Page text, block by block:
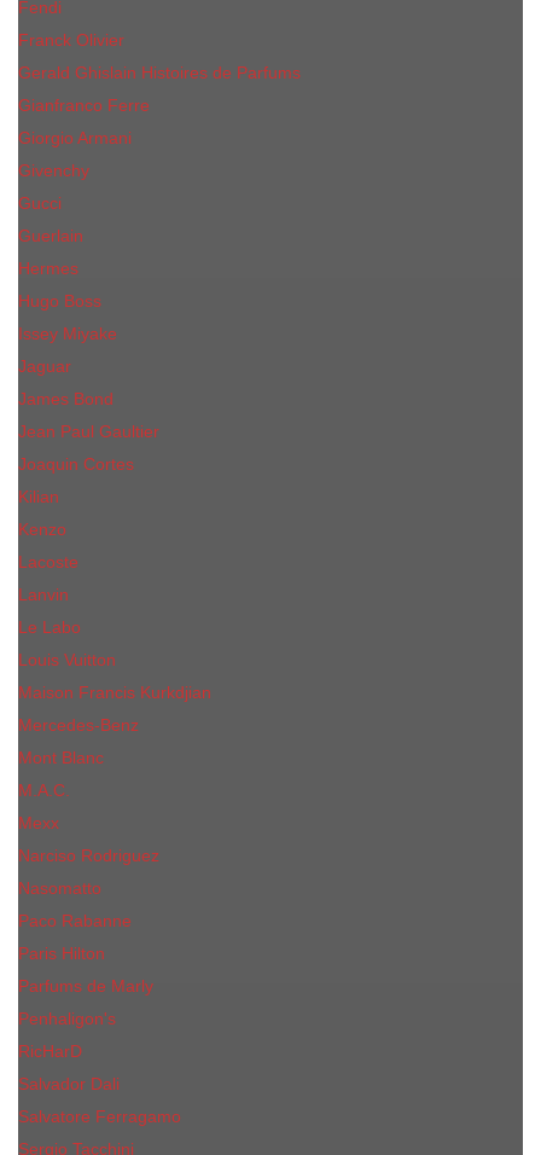
Fendi
Franck Olivier
Gerald Ghislain Histoires de Parfums
Gianfranco Ferre
Giorgio Armani
Givenchy
Gucci
Guerlain
Hermes
Hugo Boss
Issey Miyake
Jaguar
James Bond
Jean Paul Gaultier
Joaquin Сortes
Kilian
Kenzo
Lacoste
Lanvin
Le Labo
Louis Vuitton
Maison Francis Kurkdjian
Mercedes-Benz
Mont Blanc
M.А.C.
Mexx
Narciso Rodriguez
Nasomatto
Paco Rabanne
Paris Hilton
Parfums de Marly
Penhaligon​'s
RicHarD
Salvador Dali
Salvatore Ferragamo
Sergio Tacchini